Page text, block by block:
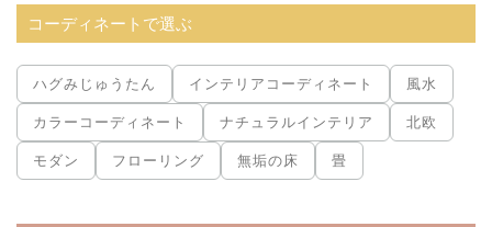
コーディネートで選ぶ
ハグみじゅうたん インテリアコーディネート 風水
カラーコーディネート ナチュラルインテリア 北欧
モダン フローリング 無垢の床 畳